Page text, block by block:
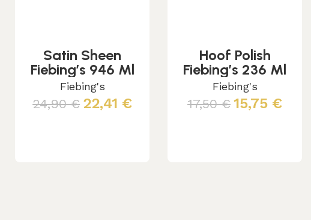
Satin Sheen
Fiebing’s 946 Ml
Fiebing's
24,90€ 22,41 €
Hoof Polish
Fiebing’s 236 Ml
Fiebing's
17,50€ 15,75 €